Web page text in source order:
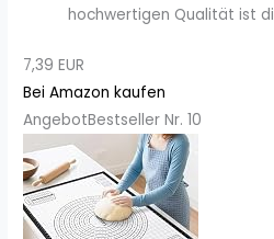
hochwertigen Qualität ist
7,39 EUR
Bei Amazon kaufen
AngebotBestseller Nr. 10